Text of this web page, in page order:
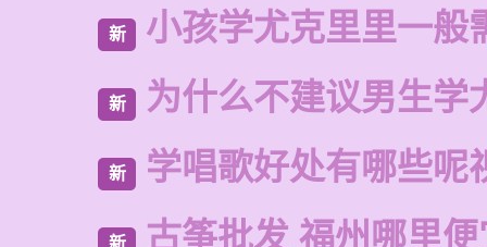
新 小孩学尤克里里一般
新 为什么不建议男生学
新 学唱歌好处有哪些呢
新 古筝批发 福州哪里